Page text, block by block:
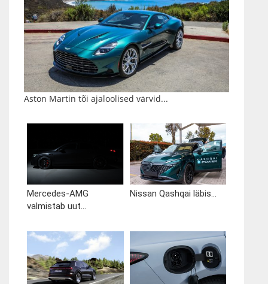
Aston Martin tõi ajaloolised värvid...
Mercedes-AMG
valmistab uut...
Nissan Qashqai läbis...